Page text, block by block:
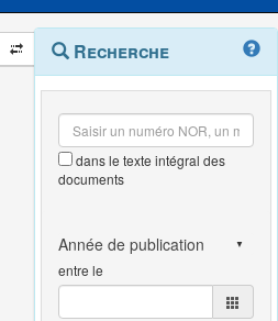
Navigation
et
outils
annexes
Menu
contextuel
Recherche
dans le texte intégral des
documents
entre le